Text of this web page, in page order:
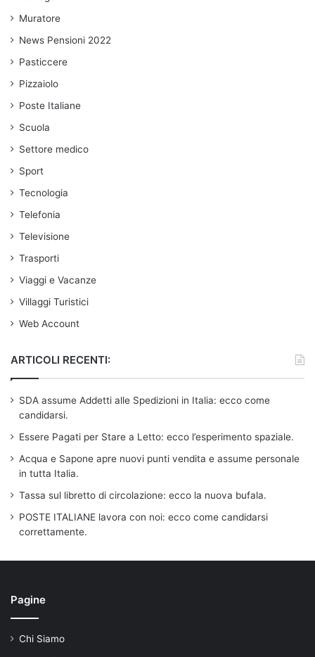
Muratore
News Pensioni 2022
Pasticcere
Pizzaiolo
Poste Italiane
Scuola
Settore medico
Sport
Tecnologia
Telefonia
Televisione
Trasporti
Viaggi e Vacanze
Villaggi Turistici
Web Account
ARTICOLI RECENTI:
SDA assume Addetti alle Spedizioni in Italia: ecco come
candidarsi.
Essere Pagati per Stare a Letto: ecco l’esperimento spaziale.
Acqua e Sapone apre nuovi punti vendita e assume personale
in tutta Italia.
Tassa sul libretto di circolazione: ecco la nuova bufala.
POSTE ITALIANE lavora con noi: ecco come candidarsi
correttamente.
Pagine
Chi Siamo